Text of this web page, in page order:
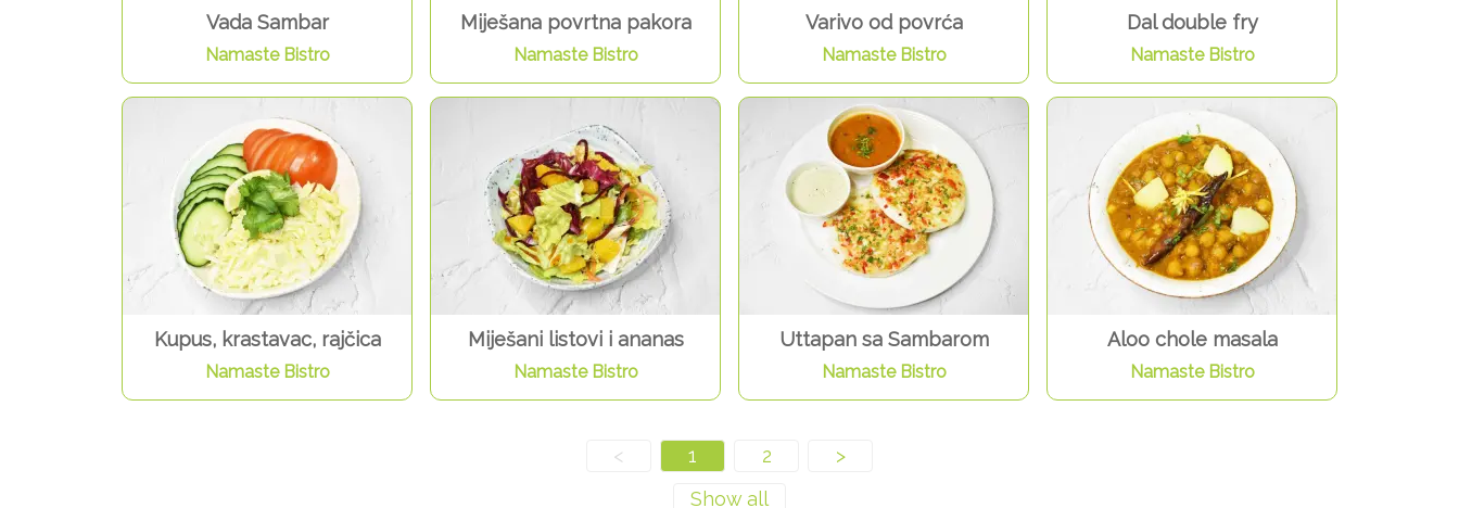
Vada Sambar
Namaste Bistro
Miješana povrtna pakora
Namaste Bistro
Varivo od povrća
Namaste Bistro
Dal double fry
Namaste Bistro
Kupus, krastavac, rajčica
Namaste Bistro
Miješani listovi i ananas
Namaste Bistro
Uttapan sa Sambarom
Namaste Bistro
Aloo chole masala
Namaste Bistro
< 1 2 >